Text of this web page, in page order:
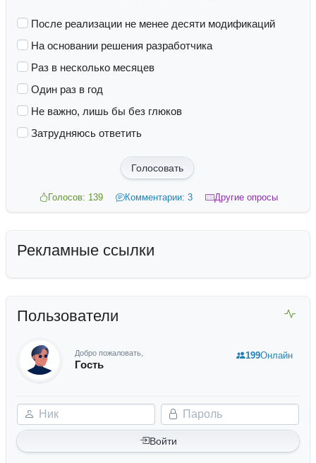
После реализации не менее десяти модификаций
На основании решения разработчика
Раз в несколько месяцев
Один раз в год
Не важно, лишь бы без глюков
Затрудняюсь ответить
Голосовать
Голосов: 139 Комментарии: 3 Другие опросы
Рекламные ссылки
Пользователи
Добро пожаловать,
Гость
Ник Пароль
Войти
199Онлайн